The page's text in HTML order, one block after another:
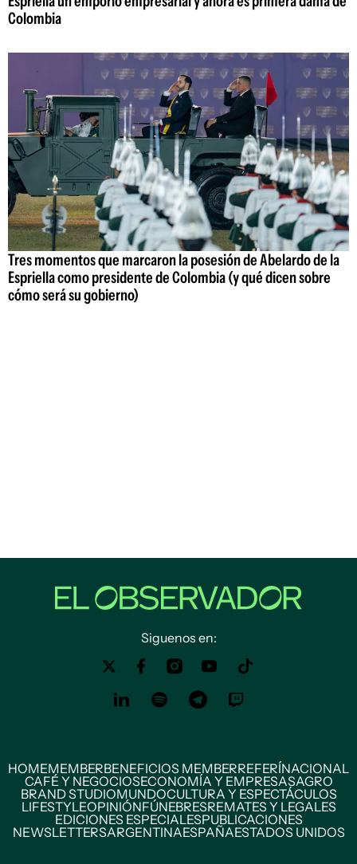
Colombia
Tres momentos que marcaron la posesión de Abelardo de la
Espriella como presidente de Colombia (y qué dicen sobre
cómo será su gobierno)
Siguenos en:
HOMEMEMBERBENEFICIOS MEMBERREFERÍNACIONAL
CAFÉ Y NEGOCIOSECONOMÍA Y EMPRESASAGRO
BRAND STUDIOMUNDOCULTURA Y ESPECTÁCULOS
LIFESTYLEOPINIÓNFÚNEBRESREMATES Y LEGALES
EDICIONES ESPECIALESPUBLICACIONES
NEWSLETTERSARGENTINAESPAÑAESTADOS UNIDOS